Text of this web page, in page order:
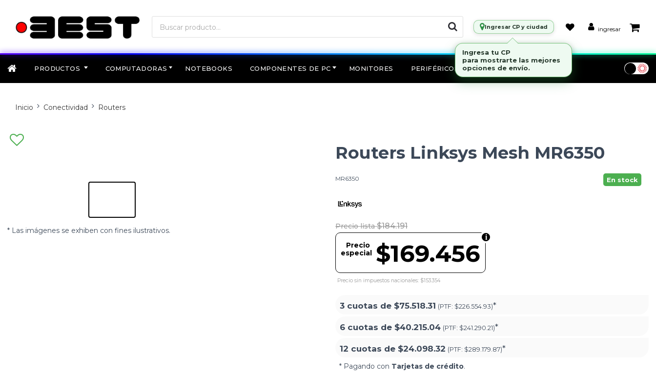
Ingresar CP y ciudad ingresar
PRODUCTOS COMPUTADORAS NOTEBOOKS COMPONENTES DE PC MONITORES PERIFÉRICOS Marcas
Inicio Conectividad Routers
* Las imágenes se exhiben con fines ilustrativos.
Routers Linksys Mesh MR6350
MR6350 En stock
Precio lista $184.191
$169.456
Precio
especial
Precio sin impuestos nacionales: $153.354
3 cuotas de $75.518.31 (PTF: $226.554.93)*
6 cuotas de $40.215.04 (PTF: $241.290.21)*
12 cuotas de $24.098.32 (PTF: $289.179.87)*
* Pagando con Tarjetas de crédito.